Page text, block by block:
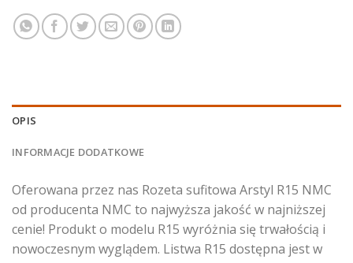
OPIS
INFORMACJE DODATKOWE
Oferowana przez nas Rozeta sufitowa Arstyl R15 NMC
od producenta NMC to najwyższa jakość w najniższej
cenie! Produkt o modelu R15 wyróżnia się trwałością i
nowoczesnym wyglądem. Listwa R15 dostępna jest w